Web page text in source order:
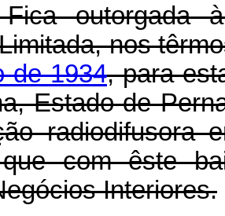
outorgada
nos
de 1934, para
Estado de
radiodifusora
com êste
Interiores.